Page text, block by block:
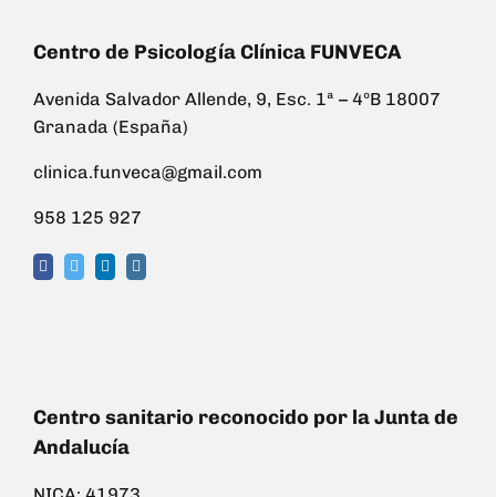
Centro de Psicología Clínica FUNVECA
Avenida Salvador Allende, 9, Esc. 1ª – 4ºB 18007
Granada (España)
clinica.funveca@gmail.com
958 125 927
Centro sanitario reconocido por la Junta de
Andalucía